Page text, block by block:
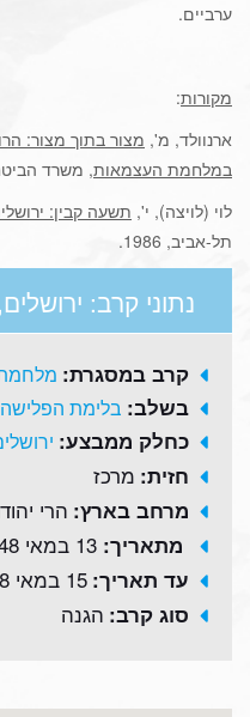
ערביים.
מקורות:
ארנוולד, מ', מצור בתוך מצור:
במלחמת העצמאות, משרד
לוי (לויצה), י', תשעה קבין:
תל-אביב, 1986.
נתוני קרב:
קרב במסגרת:
בשלב: בלימת הפלישה
כחלק ממבצע:
חזית: מרכז
מרחב בארץ: הרי
מתאריך: 13 במאי 1948
עד תאריך: 15 במאי 1948
סוג קרב: הגנה